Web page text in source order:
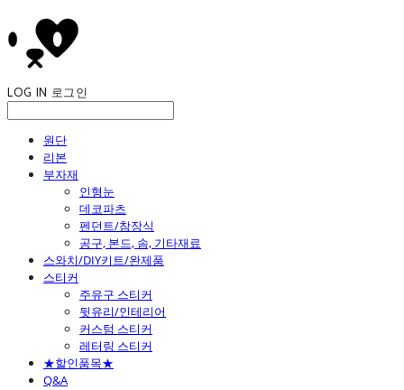
LOG IN 로그인
원단
리본
부자재
인형눈
데코파츠
펜던트/참장식
공구, 본드, 솜, 기타재료
스와치/DIY키트/완제품
스티커
주유구 스티커
뒷유리/인테리어
커스텀 스티커
레터링 스티커
★할인품목★
Q&A